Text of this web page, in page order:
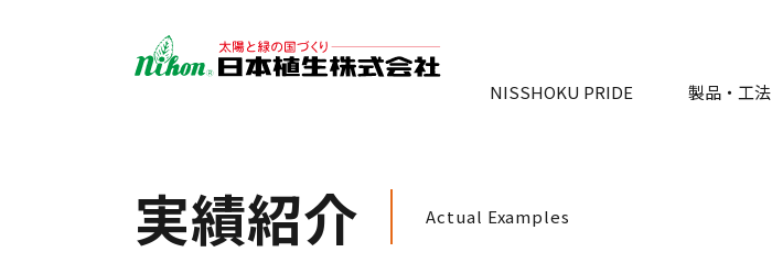
NISSHOKU PRIDE 製品・工法
実績紹介 Actual Examples